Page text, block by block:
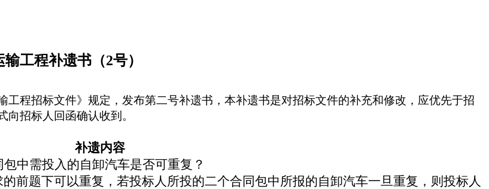
工程补遗书（2号）
工程招标文件》规定，发布第二号补遗书，本补遗书是对招标文件的补充和修改，应优先于招
向招标人回函确认收到。
补遗内容
中需投入的自卸汽车是否可重复？
前题下可以重复，若投标人所投的二个合同包中所报的自卸汽车一旦重复，则投标人